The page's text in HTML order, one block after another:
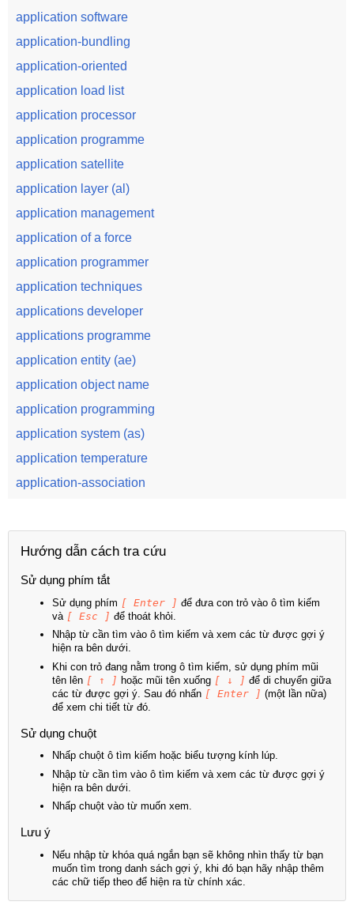
application software
application-bundling
application-oriented
application load list
application processor
application programme
application satellite
application layer (al)
application management
application of a force
application programmer
application techniques
applications developer
applications programme
application entity (ae)
application object name
application programming
application system (as)
application temperature
application-association
Hướng dẫn cách tra cứu
Sử dụng phím tắt
Sử dụng phím [ Enter ] để đưa con trỏ vào ô tìm kiếm
và [ Esc ] để thoát khỏi.
Nhập từ cần tìm vào ô tìm kiếm và xem các từ được gợi ý
hiện ra bên dưới.
Khi con trỏ đang nằm trong ô tìm kiếm, sử dụng phím mũi
tên lên [ ↑ ] hoặc mũi tên xuống [ ↓ ] để di chuyển giữa
các từ được gợi ý. Sau đó nhấn [ Enter ] (một lần nữa)
để xem chi tiết từ đó.
Sử dụng chuột
Nhấp chuột ô tìm kiếm hoặc biểu tượng kính lúp.
Nhập từ cần tìm vào ô tìm kiếm và xem các từ được gợi ý
hiện ra bên dưới.
Nhấp chuột vào từ muốn xem.
Lưu ý
Nếu nhập từ khóa quá ngắn bạn sẽ không nhìn thấy từ bạn
muốn tìm trong danh sách gợi ý, khi đó bạn hãy nhập thêm
các chữ tiếp theo để hiện ra từ chính xác.